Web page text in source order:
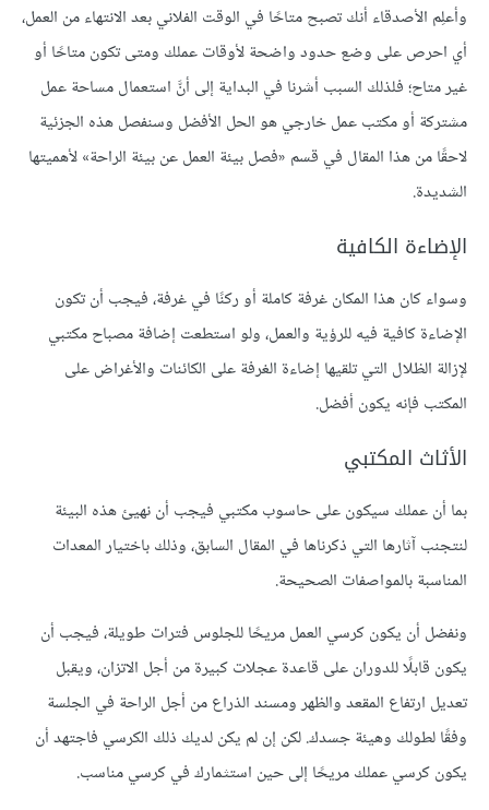
وأعلِم الأصدقاء أنك تصبح متاحًا في الوقت الفلاني بعد الانتهاء من العمل،
أي احرص على وضع حدود واضحة لأوقات عملك ومتى تكون متاحًا أو
غير متاح؛ فلذلك السبب أشرنا في البداية إلى أنَّ استعمال مساحة عمل
مشتركة أو مكتب عمل خارجي هو الحل الأفضل وسنفصل هذه الجزئية
لاحقًا من هذا المقال في قسم «فصل بيئة العمل عن بيئة الراحة» لأهميتها
الشديدة.
الإضاءة الكافية
وسواء كان هذا المكان غرفة كاملة أو ركنًا في غرفة، فيجب أن تكون
الإضاءة كافية فيه للرؤية والعمل، ولو استطعت إضافة مصباح مكتبي
لإزالة الظلال التي تلقيها إضاءة الغرفة على الكائنات والأغراض على
المكتب فإنه يكون أفضل.
الأثاث المكتبي
بما أن عملك سيكون على حاسوب مكتبي فيجب أن نهيئ هذه البيئة
لنتجنب آثارها التي ذكرناها في المقال السابق، وذلك باختيار المعدات
المناسبة بالمواصفات الصحيحة.
ونفضل أن يكون كرسي العمل مريحًا للجلوس فترات طويلة، فيجب أن
يكون قابلًا للدوران على قاعدة عجلات كبيرة من أجل الاتزان، ويقبل
تعديل ارتفاع المقعد والظهر ومسند الذراع من أجل الراحة في الجلسة
وفقًا لطولك وهيئة جسدك. لكن إن لم يكن لديك ذلك الكرسي فاجتهد أن
يكون كرسي عملك مريحًا إلى حين استثمارك في كرسي مناسب.